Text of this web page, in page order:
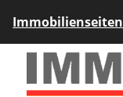
Immobilienseiten